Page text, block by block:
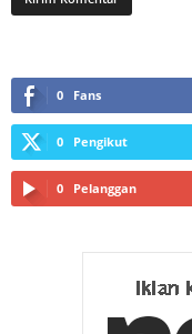
0 Fans
0 Pengikut
0 Pelanggan